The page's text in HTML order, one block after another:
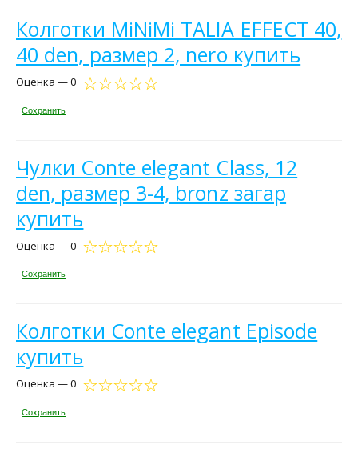
Колготки MiNiMi TALIA EFFECT 40,
40 den, размер 2, nero купить
Оценка — 0
Сохранить
Чулки Conte elegant Class, 12
den, размер 3-4, bronz загар
купить
Оценка — 0
Сохранить
Колготки Conte elegant Episode
купить
Оценка — 0
Сохранить